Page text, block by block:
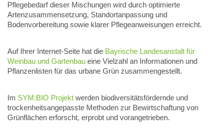
Pflegebedarf dieser Mischungen wird durch optimierte
Artenzusammensetzung, Standortanpassung und
Bodenvorbereitung sowie klarer Pflegeanweisungen erreicht.
Auf Ihrer Internet-Seite hat die Bayrische Landesanstalt für
Weinbau und Gartenbau eine Vielzahl an Informationen und
Pflanzenlisten für das urbane Grün zusammengestellt.
Im SYM:BIO Projekt werden biodiversitätsfördernde und
trockenheitsangepasste Methoden zur Bewirtschaftung von
Grünflächen erforscht, erprobt und vorangetrieben.